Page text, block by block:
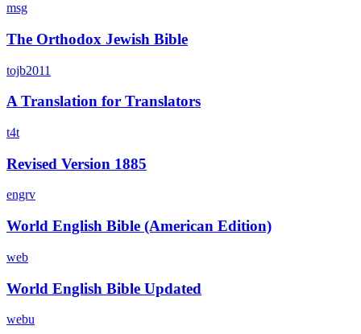
msg
The Orthodox Jewish Bible
tojb2011
A Translation for Translators
t4t
Revised Version 1885
engrv
World English Bible (American Edition)
web
World English Bible Updated
webu